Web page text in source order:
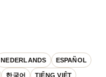
NEDERLANDS ESPAÑOL
한국어 TIẾNG VIỆT